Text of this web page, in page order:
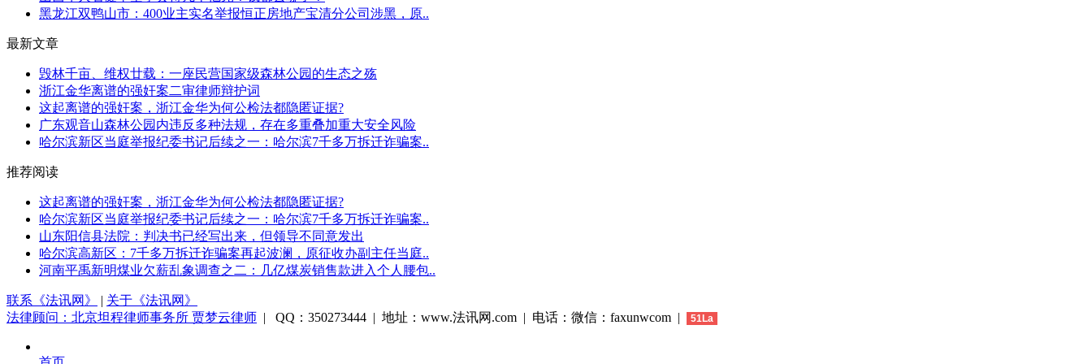
黑龙江双鸭山市：400业主实名举报恒正房地产宝清分公司涉黑，原..
最新文章
毁林千亩、维权廿载：一座民营国家级森林公园的生态之殇
浙江金华离谱的强奸案二审律师辩护词
这起离谱的强奸案，浙江金华为何公检法都隐匿证据?
广东观音山森林公园内违反多种法规，存在多重叠加重大安全风险
哈尔滨新区当庭举报纪委书记后续之一：哈尔滨7千多万拆迁诈骗案..
推荐阅读
这起离谱的强奸案，浙江金华为何公检法都隐匿证据?
哈尔滨新区当庭举报纪委书记后续之一：哈尔滨7千多万拆迁诈骗案..
山东阳信县法院：判决书已经写出来，但领导不同意发出
哈尔滨高新区：7千多万拆迁诈骗案再起波澜，原征收办副主任当庭..
河南平禹新明煤业欠薪乱象调查之二：几亿煤炭销售款进入个人腰包..
联系《法讯网》 | 关于《法讯网》
法律顾问：北京坦程律师事务所 贾梦云律师 | QQ：350273444 | 地址：www.法讯网.com | 电话：微信：faxunwcom | 51La